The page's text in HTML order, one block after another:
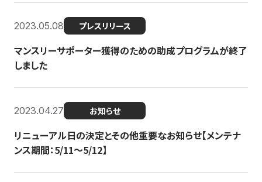
2023.05.08 プレスリリース
マンスリーサポーター獲得のための助成プログラムが終了
しました
2023.04.27 お知らせ
リニューアル日の決定とその他重要なお知らせ【メンテナ
ンス期間：5/11～5/12】